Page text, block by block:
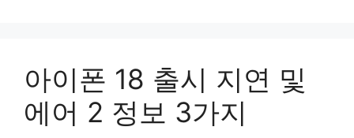
아이폰 18 출시 지연 및
에어 2 정보 3가지